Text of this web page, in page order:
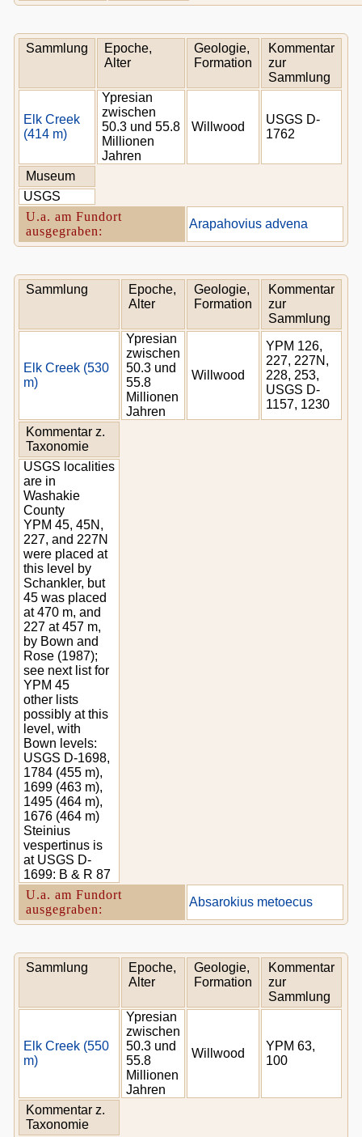
Sammlung
Epoche,
Alter
Geologie,
Formation
Kommentar
zur
Sammlung
Elk Creek
(414 m)
Ypresian
zwischen
50.3 und 55.8
Millionen
Jahren
Willwood
USGS D-
1762
Museum
USGS
U.a. am Fundort
ausgegraben:
Arapahovius advena
Sammlung
Epoche,
Alter
Geologie,
Formation
Kommentar
zur
Sammlung
Elk Creek (530
m)
Ypresian
zwischen
50.3 und
55.8
Millionen
Jahren
Willwood
YPM 126,
227, 227N,
228, 253,
USGS D-
1157, 1230
Kommentar z.
Taxonomie
USGS localities
are in
Washakie
County
YPM 45, 45N,
227, and 227N
were placed at
this level by
Schankler, but
45 was placed
at 470 m, and
227 at 457 m,
by Bown and
Rose (1987);
see next list for
YPM 45
other lists
possibly at this
level, with
Bown levels:
USGS D-1698,
1784 (455 m),
1699 (463 m),
1495 (464 m),
1676 (464 m)
Steinius
vespertinus is
at USGS D-
1699: B & R 87
U.a. am Fundort
ausgegraben:
Absarokius metoecus
Sammlung
Epoche,
Alter
Geologie,
Formation
Kommentar
zur
Sammlung
Elk Creek (550
m)
Ypresian
zwischen
50.3 und
55.8
Millionen
Jahren
Willwood
YPM 63,
100
Kommentar z.
Taxonomie